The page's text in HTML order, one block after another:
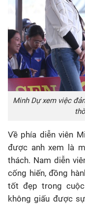
Minh Dự xem việc
Về phía diễn viên
được anh xem là
thách. Nam diễn
cống hiến, đồng
tốt đẹp trong cuộc
không giấu được